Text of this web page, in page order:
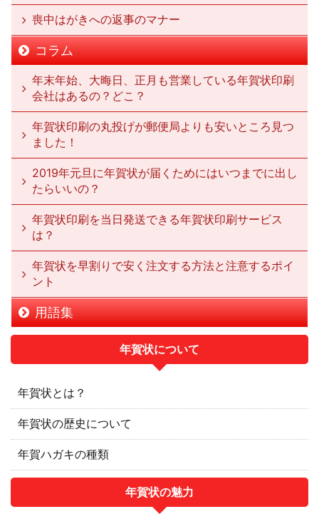
喪中はがきへの返事のマナー
コラム
年末年始、大晦日、正月も営業している年賀状印刷
会社はあるの？どこ？
年賀状印刷の丸投げが郵便局よりも安いところ見つ
ました！
2019年元旦に年賀状が届くためにはいつまでに出し
たらいいの？
年賀状印刷を当日発送できる年賀状印刷サービス
は？
年賀状を早割りで安く注文する方法と注意するポイ
ント
用語集
年賀状について
年賀状とは？
年賀状の歴史について
年賀ハガキの種類
年賀状の魅力